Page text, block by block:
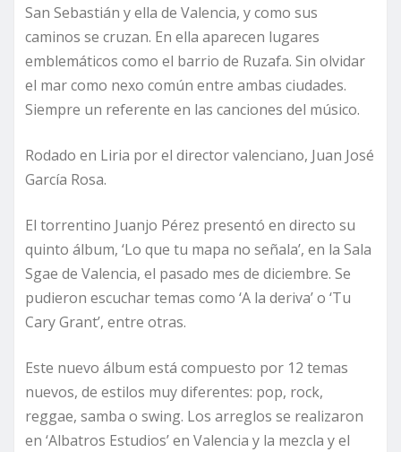
San Sebastián y ella de Valencia, y como sus
caminos se cruzan. En ella aparecen lugares
emblemáticos como el barrio de Ruzafa. Sin olvidar
el mar como nexo común entre ambas ciudades.
Siempre un referente en las canciones del músico.
Rodado en Liria por el director valenciano, Juan José
García Rosa.
El torrentino Juanjo Pérez presentó en directo su
quinto álbum, ‘Lo que tu mapa no señala’, en la Sala
Sgae de Valencia, el pasado mes de diciembre. Se
pudieron escuchar temas como ‘A la deriva’ o ‘Tu
Cary Grant’, entre otras.
Este nuevo álbum está compuesto por 12 temas
nuevos, de estilos muy diferentes: pop, rock,
reggae, samba o swing. Los arreglos se realizaron
en ‘Albatros Estudios’ en Valencia y la mezcla y el